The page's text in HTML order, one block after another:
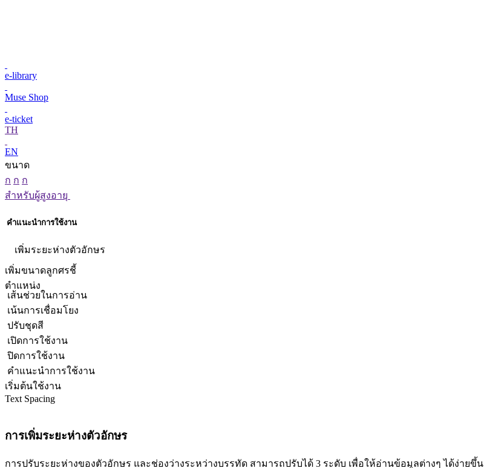
e-library
Muse Shop
e-ticket
TH
EN
ขนาด
ก ก ก
สำหรับผู้สูงอายุ
คำแนะนำการใช้งาน
เพิ่มระยะห่างตัวอักษร
เพิ่มขนาดลูกศรชี้
ตำแหน่ง
เส้นช่วยในการอ่าน
เน้นการเชื่อมโยง
ปรับชุดสี
เปิดการใช้งาน
ปิดการใช้งาน
คำแนะนำการใช้งาน
เริ่มต้นใช้งาน
Text Spacing
การเพิ่มระยะห่างตัวอักษร
การปรับระยะห่างของตัวอักษร และช่องว่างระหว่างบรรทัด สามารถปรับได้ 3 ระดับ เพื่อให้อ่านข้อมูลต่างๆ ได้ง่ายขึ้น